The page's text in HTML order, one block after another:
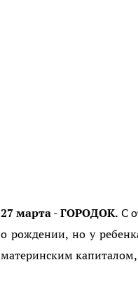
27 марта - ГОРОДОК. С
о рождении, но у
материнским капиталом,